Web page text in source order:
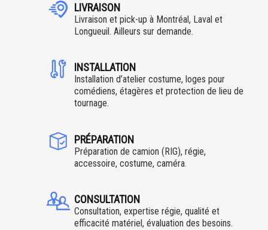
LIVRAISON
Livraison et pick-up à Montréal, Laval et
Longueuil. Ailleurs sur demande.
INSTALLATION
Installation d’atelier costume, loges pour
comédiens, étagères et protection de lieu de
tournage.
PRÉPARATION
Préparation de camion (RIG), régie,
accessoire, costume, caméra.
CONSULTATION
Consultation, expertise régie, qualité et
efficacité matériel, évaluation des besoins.